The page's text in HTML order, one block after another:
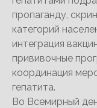
пропаганду,
категорий
интеграция
прививочные
координация
гепатита.
Во Всемирный